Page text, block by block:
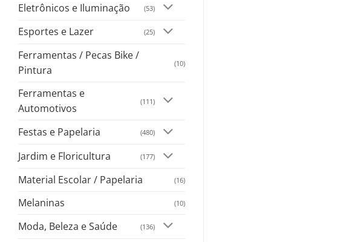
Eletrônicos e Iluminação (53)
Esportes e Lazer (25)
Ferramentas / Pecas Bike /
Pintura
(10)
Ferramentas e
Automotivos
(111)
Festas e Papelaria (480)
Jardim e Floricultura (177)
Material Escolar / Papelaria (16)
Melaninas (10)
Moda, Beleza e Saúde (136)